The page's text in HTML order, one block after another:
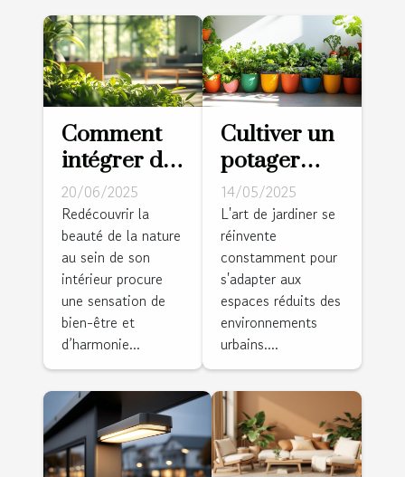
Comment
intégrer des
éléments
naturels
dans votre
décoration
intérieure
20/06/2025
Redécouvrir la
beauté de la nature
au sein de son
intérieur procure
une sensation de
bien-être et
d’harmonie...
Cultiver un
potager
vertical
conseils
pour
démarrer et
entretenir
votre jardin
en hauteur
14/05/2025
L'art de jardiner se
réinvente
constamment pour
s'adapter aux
espaces réduits des
environnements
urbains....